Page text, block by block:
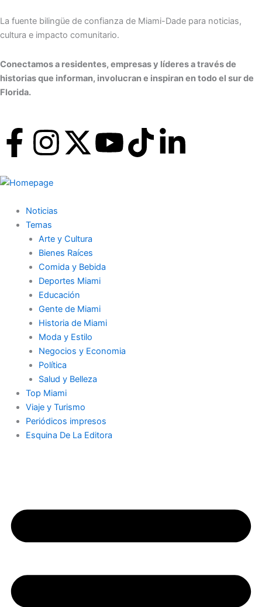
to
content
La fuente bilingüe de confianza de Miami-Dade para noticias,
cultura e impacto comunitario.
Conectamos a residentes, empresas y líderes a través de
historias que informan, involucran e inspiran en todo el sur de
Florida.
F
a
c
e
b
o
o
k
f
I
n
s
t
a
g
r
a
m
X
w
i
t
t
e
r
Y T L
Noticias
Temas
Arte y Cultura
Bienes Raíces
Comida y Bebida
Deportes Miami
Educación
Gente de Miami
Historia de Miami
Moda y Estilo
Negocios y Economia
Política
Salud y Belleza
Top Miami
Viaje y Turismo
Periódicos impresos
Esquina De La Editora